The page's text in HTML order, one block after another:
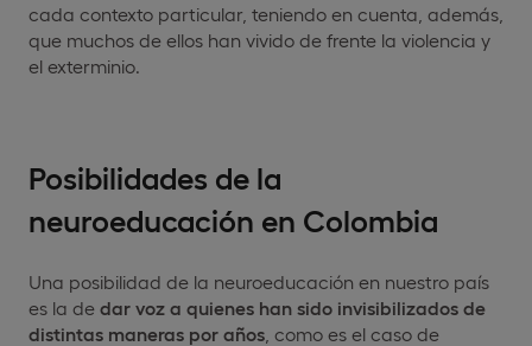
cada contexto particular, teniendo en cuenta, además,
que muchos de ellos han vivido de frente la violencia y
el exterminio.
Posibilidades de la
neuroeducación en Colombia
Una posibilidad de la neuroeducación en nuestro país
es la de dar voz a quienes han sido invisibilizados de
distintas maneras por años , como es el caso de